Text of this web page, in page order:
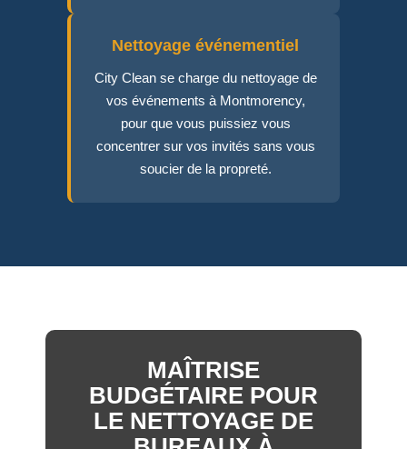
Nettoyage événementiel
City Clean se charge du nettoyage de
vos événements à Montmorency,
pour que vous puissiez vous
concentrer sur vos invités sans vous
soucier de la propreté.
MAÎTRISE
BUDGÉTAIRE POUR
LE NETTOYAGE DE